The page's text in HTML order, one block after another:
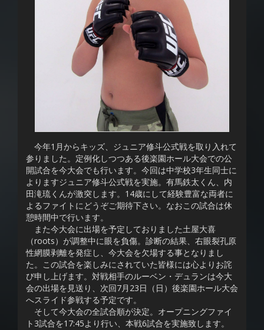
今年1月からキッズ、ジュニア修斗公式戦を取り入れて
参りました。定例化しつつある後楽園ホール大会での公
開試合を今大会でも行います。今回は中学校3年生同士に
よりますジュニア修斗公式戦を実施。有馬鉄太くん、内
田滝琉くんが激突します。14歳にして経験豊富な両者に
よるファイトにどうぞご期待下さい。なおこの試合は休
憩時間中で行います。
また今大会に出場を予定しておりました土屋大喜
（roots）が調整中に眼を負傷。診断の結果、右眼裂孔原
性網膜剥離を発症し、今大会を欠場する事となりまし
た。この試合を楽しみにされていた皆様には心よりお詫
び申し上げます。対戦相手のルーベン・デュランは今大
会の出場を見送り、次回7月23日（日）後楽園ホール大会
へスライド参戦する予定です。
そして今大会の全試合順が決定。オープニングファイ
ト3試合を17:45より行い、本戦6試合を実施致します。